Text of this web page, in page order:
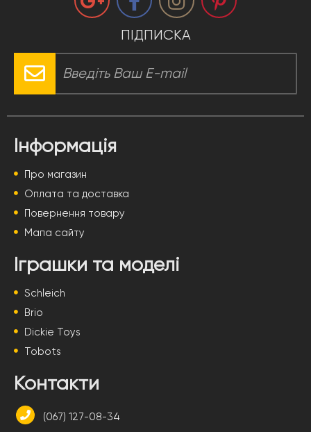
ПІДПИСКА
Інформація
Про магазин
Оплата та доставка
Повернення товару
Мапа сайту
Іграшки та моделі
Schleich
Brio
Dickie Toys
Tobots
Контакти
(067) 127-08-34